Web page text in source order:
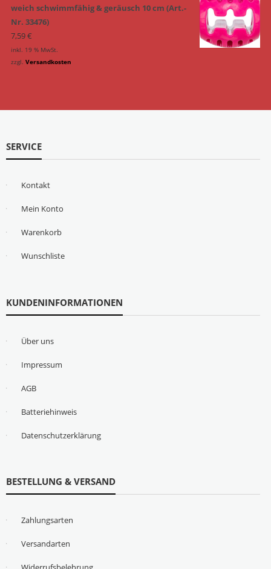
weich schwimmfähig & geräusch 10 cm (Art.-
Nr. 33476)
7,59€
inkl. 19 % MwSt.
zzgl. Versandkosten
SERVICE
Kontakt
Mein Konto
Warenkorb
Wunschliste
KUNDENINFORMATIONEN
Über uns
Impressum
AGB
Batteriehinweis
Datenschutzerklärung
BESTELLUNG & VERSAND
Zahlungsarten
Versandarten